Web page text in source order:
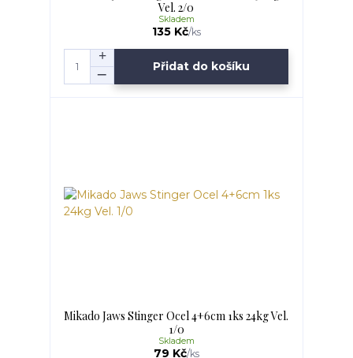
Vel. 2/0
135 Kč/ks
Skladem
Přidat do košíku
Mikado Jaws Stinger Ocel 4+6cm 1ks 24kg Vel.
1/0
79 Kč/ks
Skladem